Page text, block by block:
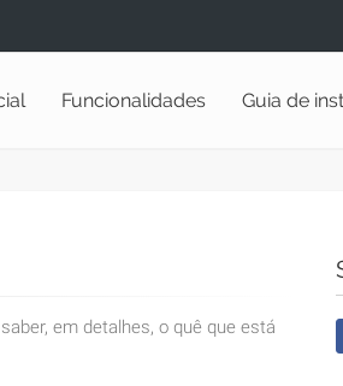
Funcionalidades Guia de
em detalhes, o quê que está